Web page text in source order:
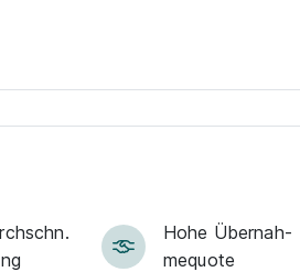
Hohe Über­nah­
me­quote